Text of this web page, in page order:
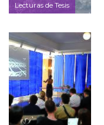
Lecturas de Tesis